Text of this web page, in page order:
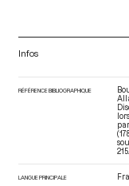
Infos
RÉFÉRENCE BIBLIOGRAPHIQUE
215.
LANGUE PRINCIPALE